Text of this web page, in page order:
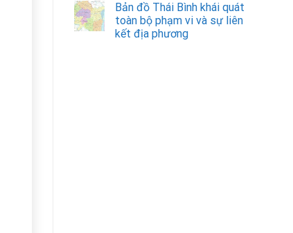
Bản đồ Thái Bình khái quát
toàn bộ phạm vi và sự liên
kết địa phương